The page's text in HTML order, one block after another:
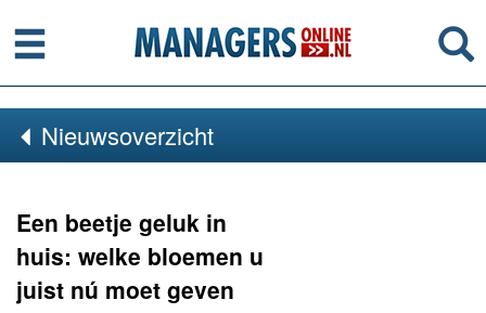
Menu
Nieuwsoverzicht
Een beetje geluk in
huis: welke bloemen u
juist nú moet geven